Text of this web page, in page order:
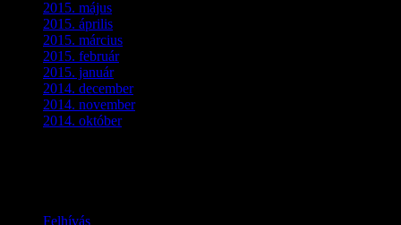
2015. május
2015. április
2015. március
2015. február(2)
2015. január(5)
2014. december(4)
2014. november(1)
2014. október(2)
Felhívás